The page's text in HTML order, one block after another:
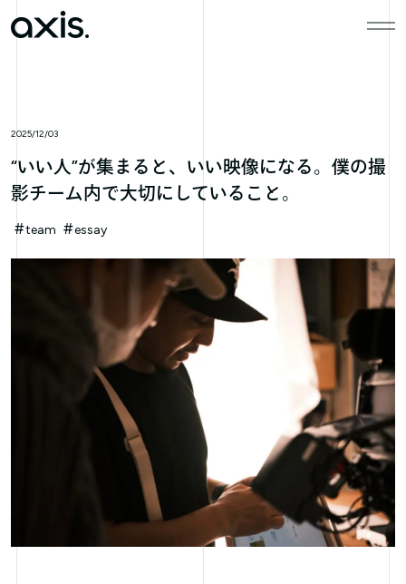
メ
2025/12/03
“いい人”が集まると、いい映像になる。僕の撮
影チーム内で大切にしていること。
team essay